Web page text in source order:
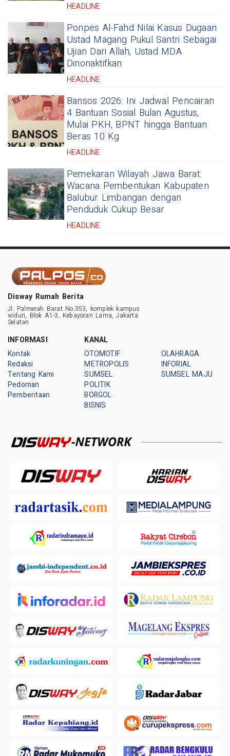
HEADLINE
Ponpes Al-Fahd Nilai Kasus Dugaan
Ustad Magang Pukul Santri Sebagai
Ujian Dari Allah, Ustad MDA
Dinonaktifkan
HEADLINE
Bansos 2026: Ini Jadwal Pencairan
4 Bantuan Sosial Bulan Agustus,
Mulai PKH, BPNT hingga Bantuan
Beras 10 Kg
HEADLINE
Pemekaran Wilayah Jawa Barat:
Wacana Pembentukan Kabupaten
Balubur Limbangan dengan
Penduduk Cukup Besar
HEADLINE
Disway Rumah Berita
Jl. Palmerah Barat No.353, komplek kampus
widuri, Blok A1-3, Kebayoran Lama, Jakarta
Selatan
INFORMASI
Kontak
Redaksi
Tentang Kami
Pedoman
Pemberitaan
KANAL
OTOMOTIF
METROPOLIS
SUMSEL
POLITIK
BORGOL
BISNIS
OLAHRAGA
INFORIAL
SUMSEL MAJU